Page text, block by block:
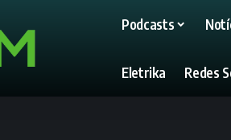
Podcasts
Eletrika Redes